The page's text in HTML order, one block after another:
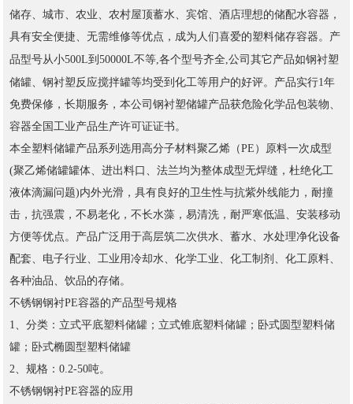
储存、城市、农业、农村屋顶蓄水、宾馆、酒店理想的储配水容器，
具有安全便捷、无需维修等优点，成为人们喜爱的塑料储存容器。产
品型号从小500L到50000L不等,各个型号齐全,公司其它产品如钢衬塑
储罐、钢衬塑反应搅拌罐等均受到化工等用户的好评。产品实行1年
免费保修，长期服务，本公司钢衬塑储罐产品获危险化学品包装物、
容器全国工业产品生产许可证证书。
本全塑料储罐产品系列选用高分子材料聚乙烯（PE）原料一次成型
(聚乙烯储罐罐体、进出料口、法兰均为整体成型无焊缝，杜绝化工
液体滴漏问题)内外光滑，具有良好的卫生性与抗紫外线能力，耐撞
击，抗强震，不易老化，不长水藻，易清洗，耐严寒低温、安装移动
方便等优点。产品广泛用于高层筑二次供水、蓄水、水处理净化设备
配套、电子行业、工业用冷却水、化学工业、化工制剂、化工原料、
各种油品、饮品的存储。
不锈钢钢衬PE容器的产品型号规格
1、分类：立式平底塑料储罐；立式锥底塑料储罐；卧式圆型塑料储
罐；卧式椭圆型塑料储罐
2、规格：0.2-50吨。
不锈钢钢衬PE容器的应用